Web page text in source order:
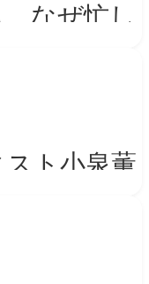
なぜ忙し
ト小泉薫
ノイズと